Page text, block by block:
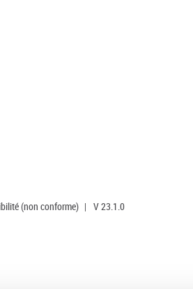
(non conforme) | V 23.1.0